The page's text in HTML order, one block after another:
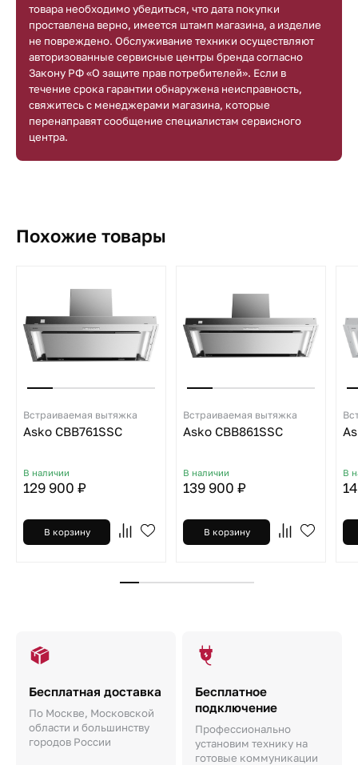
товара необходимо убедиться, что дата покупки
проставлена верно, имеется штамп магазина, а изделие
не повреждено. Обслуживание техники осуществляют
авторизованные сервисные центры бренда согласно
Закону РФ «О защите прав потребителей». Если в
течение срока гарантии обнаружена неисправность,
свяжитесь с менеджерами магазина, которые
перенаправят сообщение специалистам сервисного
центра.
Похожие товары
Встраиваемая вытяжка
Asko CBB761SSC
В наличии
129 900 ₽
В корзину
Встраиваемая вытяжка
Asko CBB861SSC
В наличии
139 900 ₽
В корзину
В
Бесплатная доставка
По Москве, Московской
области и большинству
городов России
Бесплатное
подключение
Профессионально
установим технику на
готовые коммуникации